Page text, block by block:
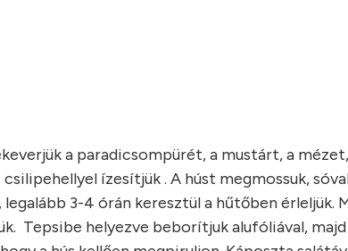
a paradicsompürét, a mustárt, a
ízesítjük . A húst megmossuk,
3-4 órán keresztül a hűtőben érleljük.
Tepsibe helyezve beborítjuk alufóliával, majd